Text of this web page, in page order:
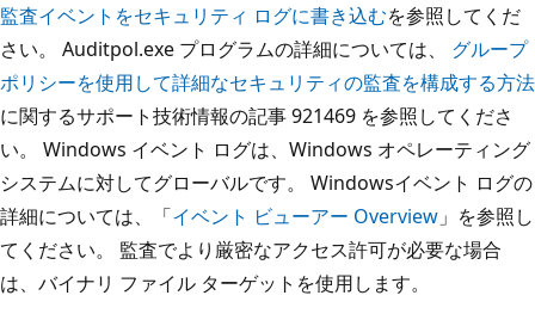
監査イベントをセキュリティ ログに書き込むを参照してくだ
さい。 Auditpol.exe プログラムの詳細については、 グループ
ポリシーを使用して詳細なセキュリティの監査を構成する方法
に関するサポート技術情報の記事 921469 を参照してくださ
い。 Windows イベント ログは、Windows オペレーティング
システムに対してグローバルです。 Windowsイベント ログの
詳細については、「イベント ビューアー Overview 」を参照し
てください。 監査でより厳密なアクセス許可が必要な場合
は、バイナリ ファイル ターゲットを使用します。